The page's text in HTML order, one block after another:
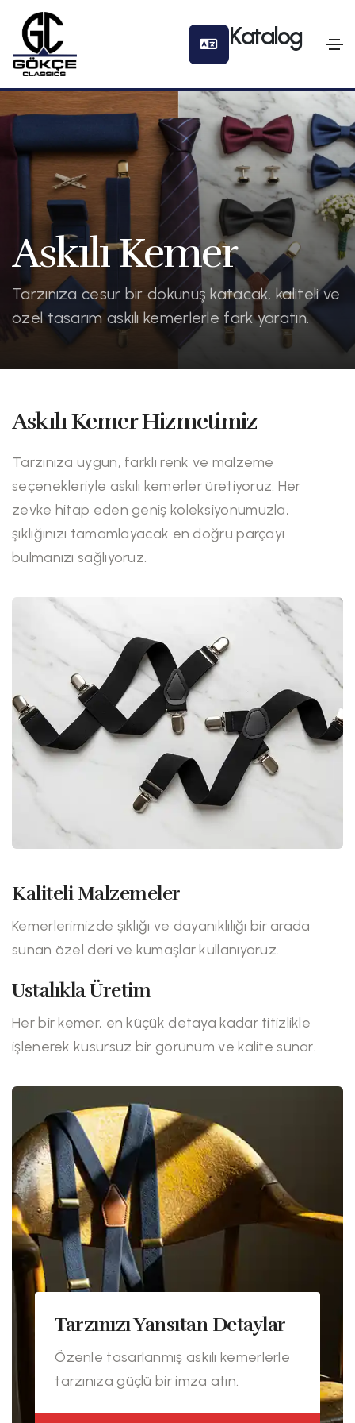
Askılı Kemer
Tarzınıza cesur bir dokunuş katacak, kaliteli ve
özel tasarım askılı kemerlerle fark yaratın.
Askılı Kemer Hizmetimiz
Tarzınıza uygun, farklı renk ve malzeme
seçenekleriyle askılı kemerler üretiyoruz. Her
zevke hitap eden geniş koleksiyonumuzla,
şıklığınızı tamamlayacak en doğru parçayı
bulmanızı sağlıyoruz.
Kaliteli Malzemeler
Kemerlerimizde şıklığı ve dayanıklılığı bir arada
sunan özel deri ve kumaşlar kullanıyoruz.
Ustalıkla Üretim
Her bir kemer, en küçük detaya kadar titizlikle
işlenerek kusursuz bir görünüm ve kalite sunar.
Tarzınızı Yansıtan Detaylar
Özenle tasarlanmış askılı kemerlerle
tarzınıza güçlü bir imza atın.